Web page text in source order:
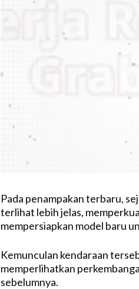
Pada penampakan terbaru,
terlihat lebih jelas,
mempersiapkan model baru
Kemunculan kendaraan
memperlihatkan
sebelumnya.